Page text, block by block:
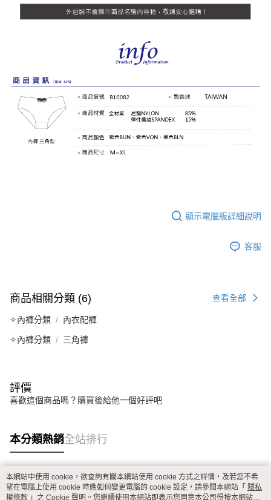
顯示電腦版詳細說明
客服
商品相關分類 (6) 查看全部
✧內褲分類 內衣配褲
✧內褲分類 三角褲
評價
喜歡這個商品嗎？購買後給他一個好評吧
本分類熱銷全站排行
熱門標籤
本網站中使用 cookie，欲查詢有關本網站使用 cookie 方式之詳情，及若您不希
望在電腦上使用 cookie 時應如何變更電腦的 cookie 設定，請參閱本網站「 隱私
權條款 」之 Cookie 聲明。您繼續使用本網站即表示您同意本公司得按本網站使